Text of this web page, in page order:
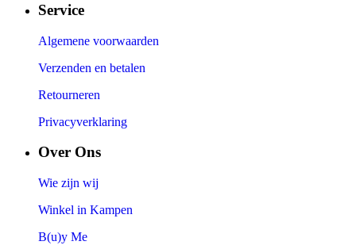
Service
Algemene voorwaarden
Verzenden en betalen
Retourneren
Privacyverklaring
Over Ons
Wie zijn wij
Winkel in Kampen
B(u)y Me